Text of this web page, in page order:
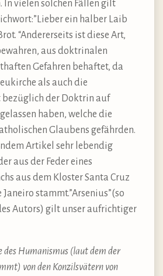
In vielen solchen Fällen gilt
ein halber Laib
“Andererseits ist diese Art,
aus doktrinalen
Gefahren behaftet, da
als auch die
der Doktrin auf
haben, welche die
Glaubens gefährden.
Artikel sehr lebendig
aus der Feder eines
aus dem Kloster Santa Cruz
stammt.”Arsenius”(so
Autors) gilt unser aufrichtiger
des Humanismus (laut dem der
von den Konzilsvätern von